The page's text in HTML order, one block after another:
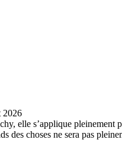
2026
elle s’applique pleinement
des choses ne sera pas